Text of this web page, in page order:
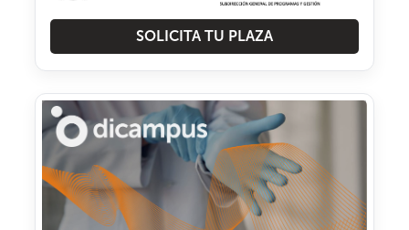
SOLICITA TU PLAZA